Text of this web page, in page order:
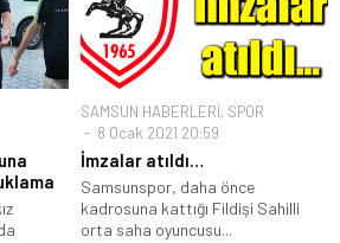
SAMSUN HABERLERİ, SPOR
8 Ocak 2021 20:59
İmzalar atıldı…
Samsunspor, daha önce
kadrosuna kattığı Fildişi Sahilli
orta saha oyuncusu...